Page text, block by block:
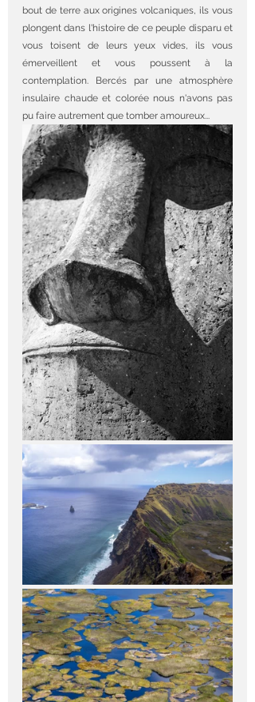
bout de terre aux origines volcaniques, ils vous
plongent dans l'histoire de ce peuple disparu et
vous toisent de leurs yeux vides, ils vous
émerveillent et vous poussent à la
contemplation. Bercés par une atmosphère
insulaire chaude et colorée nous n'avons pas
pu faire autrement que tomber amoureux...